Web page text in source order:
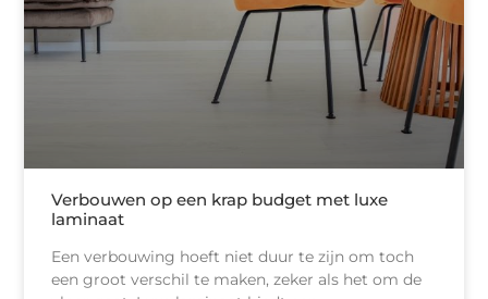
Verbouwen op een krap budget met luxe
laminaat
Een verbouwing hoeft niet duur te zijn om toch
een groot verschil te maken, zeker als het om de